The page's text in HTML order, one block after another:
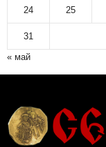
24 25
31
« май